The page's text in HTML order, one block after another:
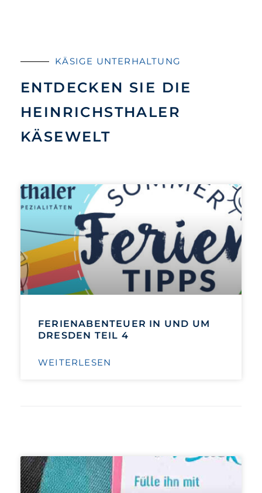
KÄSIGE UNTERHALTUNG
ENTDECKEN SIE DIE
HEINRICHSTHALER
KÄSEWELT
FERIENABENTEUER IN UND UM
DRESDEN TEIL 4
WEITERLESEN